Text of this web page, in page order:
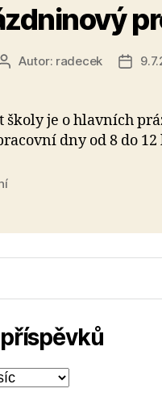
AutorAutor: radecek
Datum
školy je o hlavních
dny od 8 do